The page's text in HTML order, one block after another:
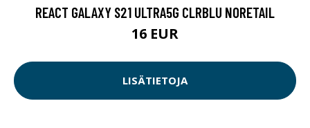
REACT GALAXY S21 ULTRA5G CLRBLU NORETAIL
16 EUR
LISÄTIETOJA